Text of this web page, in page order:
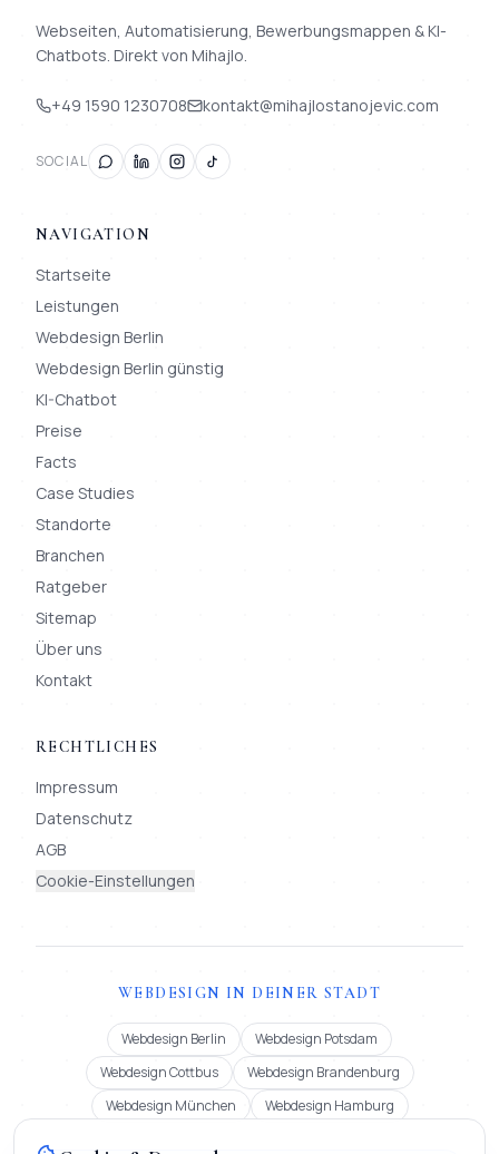
Webseiten, Automatisierung, Bewerbungsmappen & KI-
Chatbots. Direkt von Mihajlo.
+49 1590 1230708 kontakt@mihajlostanojevic.com
SOCIAL
NAVIGATION
Startseite
Leistungen
Webdesign Berlin
Webdesign Berlin günstig
KI-Chatbot
Preise
Facts
Case Studies
Standorte
Branchen
Ratgeber
Sitemap
Über uns
Kontakt
RECHTLICHES
Impressum
Datenschutz
AGB
Cookie-Einstellungen
WEBDESIGN IN DEINER STADT
Webdesign Berlin
Webdesign Potsdam
Webdesign Cottbus
Webdesign Brandenburg
Webdesign München
Webdesign Hamburg